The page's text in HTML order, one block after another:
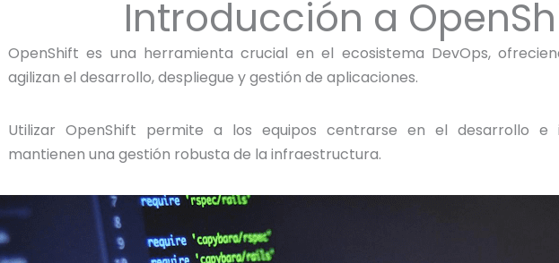
Introducción a
OpenShift es una herramienta crucial en el ecosistema DevOps,
agilizan el desarrollo, despliegue y gestión de aplicaciones.
Utilizar OpenShift permite a los equipos centrarse en el desarrollo e
mantienen una gestión robusta de la infraestructura.